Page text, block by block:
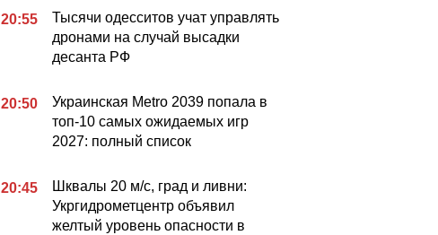
20:55
Тысячи одесситов учат управлять
дронами на случай высадки
десанта РФ
20:50
Украинская Metro 2039 попала в
топ-10 самых ожидаемых игр
2027: полный список
20:45
Шквалы 20 м/с, град и ливни:
Укргидрометцентр объявил
желтый уровень опасности в